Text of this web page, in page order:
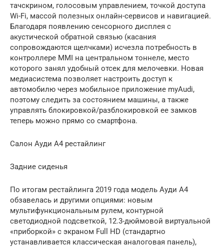
тачскрином, голосовым управлением, точкой доступа
Wi-Fi, массой полезных онлайн-сервисов и навигацией.
Благодаря появлению сенсорного дисплея с
акустической обратной связью (касания
сопровождаются щелчками) исчезла потребность в
контроллере MMI на центральном тоннеле, место
которого занял удобный отсек для мелочевки. Новая
медиасистема позволяет настроить доступ к
автомобилю через мобильное приложение myAudi,
поэтому следить за состоянием машины, а также
управлять блокировкой/разблокировкой ее замков
теперь можно прямо со смартфона.
Салон Ауди А4 рестайлинг
Задние сиденья
По итогам рестайлинга 2019 года модель Ауди А4
обзавелась и другими опциями: новым
мультифункциональным рулем, контурной
светодиодной подсветкой, 12.3-дюймовой виртуальной
«приборкой» с экраном Full HD (стандартно
устанавливается классическая аналоговая панель),